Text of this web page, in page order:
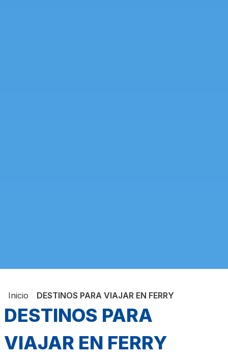
Inicio DESTINOS PARA VIAJAR EN FERRY
DESTINOS PARA
VIAJAR EN FERRY